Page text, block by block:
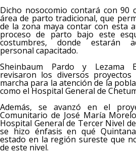
Dicho nosocomio contará con 90
área de parto tradicional, que
de la zona maya contar con esta
proceso de parto bajo este
costumbres, donde estarán
personal capacitado.
Sheinbaum Pardo y Lezama
revisaron los diversos
marcha para la atención de la
como el Hospital General de
Además, se avanzó en el
Comunitario de José María
Hospital General de Tercer Nivel
se hizo énfasis en qué
estado en la región sureste que
de este nivel.